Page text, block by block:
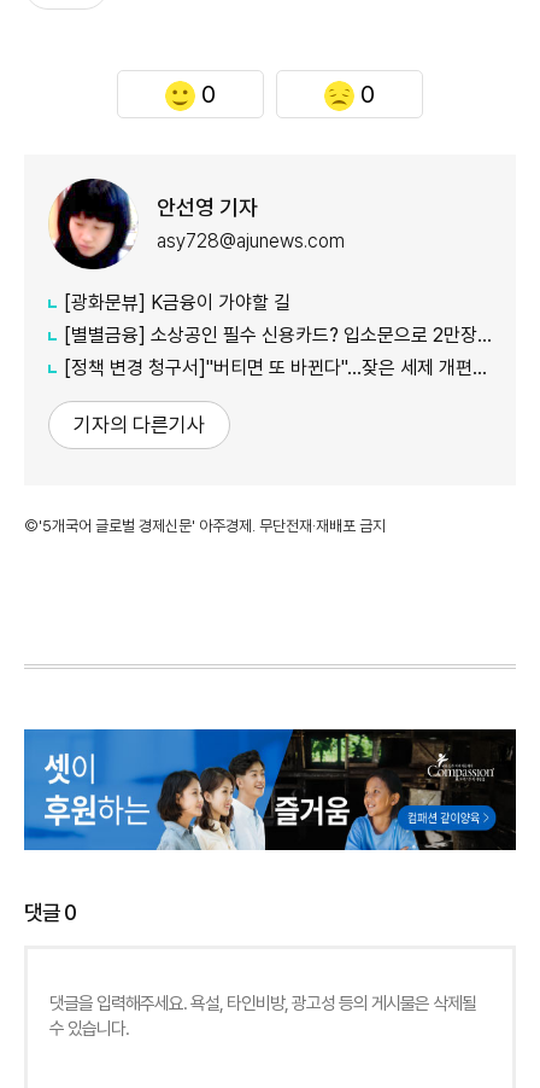
0 0
안선영 기자
asy728@ajunews.com
[광화문뷰] K금융이 가야할 길
[별별금융] 소상공인 필수 신용카드? 입소문으로 2만장 발급
[정책 변경 청구서]"버티면 또 바뀐다"…잦은 세제 개편이 키운 '학습 효과'
기자의 다른기사
©'5개국어 글로벌 경제신문' 아주경제. 무단전재·재배포 금지
댓글0